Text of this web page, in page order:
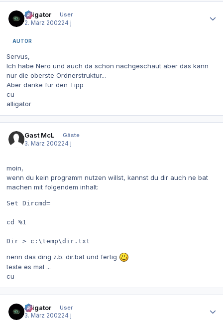
alligator
User
2. März 200224 j
AUTOR
Servus,
Ich habe Nero und auch da schon nachgeschaut aber das kann
nur die oberste Ordnerstruktur...
Aber danke für den Tipp
cu
alligator
Gast McL
Gäste
3. März 200224 j
moin,
wenn du kein programm nutzen willst, kannst du dir auch ne bat
machen mit folgendem inhalt:
Set Dircmd=
cd %1
Dir > c:\temp\dir.txt
nenn das ding z.b. dir.bat und fertig
teste es mal ...
cu
alligator
User
3. März 200224 j